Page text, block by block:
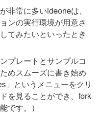
非常に多いideoneは、
ンの実行環境が用意さ
てみたいといったとき
プレートとサンプルコ
めスムーズに書き始め
」というメニューをクリ
を見ることができ、fork
です。）